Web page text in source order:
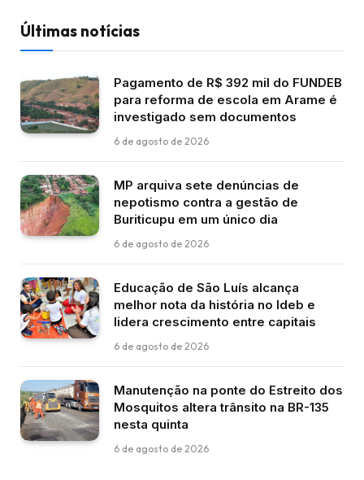
Últimas notícias
Pagamento de R$ 392 mil do FUNDEB
para reforma de escola em Arame é
investigado sem documentos
6 de agosto de 2026
MP arquiva sete denúncias de
nepotismo contra a gestão de
Buriticupu em um único dia
6 de agosto de 2026
Educação de São Luís alcança
melhor nota da história no Ideb e
lidera crescimento entre capitais
6 de agosto de 2026
Manutenção na ponte do Estreito dos
Mosquitos altera trânsito na BR-135
nesta quinta
6 de agosto de 2026